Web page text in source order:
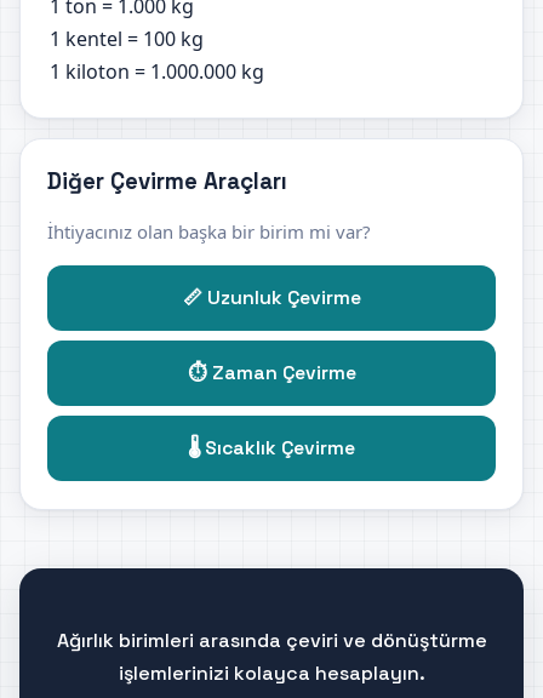
1 ton = 1.000 kg
1 kentel = 100 kg
1 kiloton = 1.000.000 kg
Diğer Çevirme Araçları
İhtiyacınız olan başka bir birim mi var?
📏 Uzunluk Çevirme
⏱️ Zaman Çevirme
🌡️ Sıcaklık Çevirme
Ağırlık birimleri arasında çeviri ve dönüştürme
işlemlerinizi kolayca hesaplayın.